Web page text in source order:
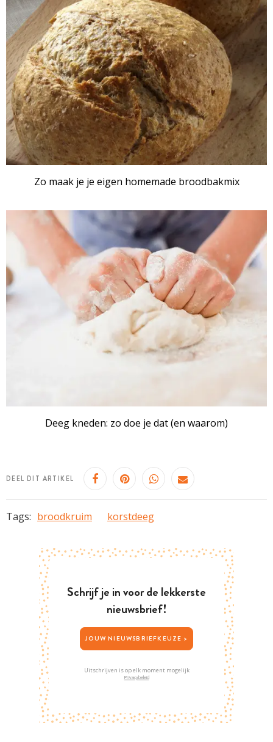
Zo maak je je eigen homemade broodbakmix
Deeg kneden: zo doe je dat (en waarom)
DEEL DIT ARTIKEL
Tags: broodkruim korstdeeg
Schrijf je in voor de lekkerste
nieuwsbrief!
JOUW NIEUWSBRIEFKEUZE >
Uitschrijven is op elk moment mogelijk
Privacybeleid